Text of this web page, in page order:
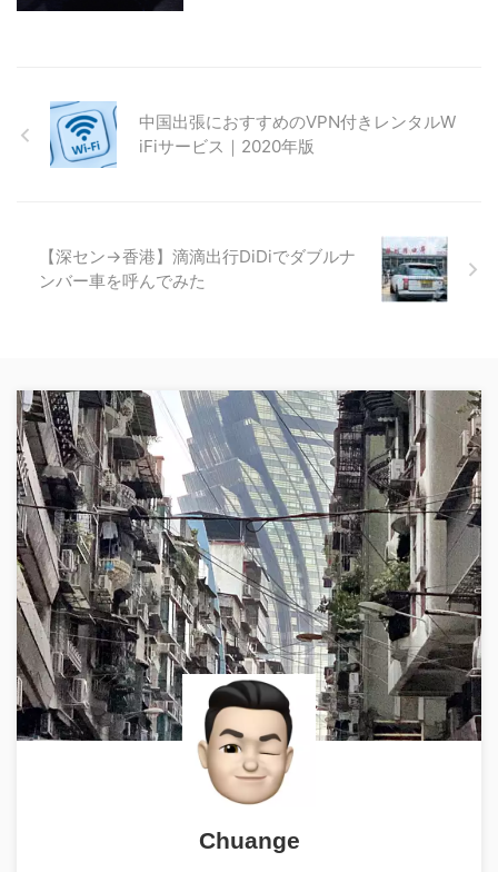
中国出張におすすめのVPN付きレンタルW
iFiサービス｜2020年版
【深セン→香港】滴滴出行DiDiでダブルナ
ンバー車を呼んでみた
Chuange